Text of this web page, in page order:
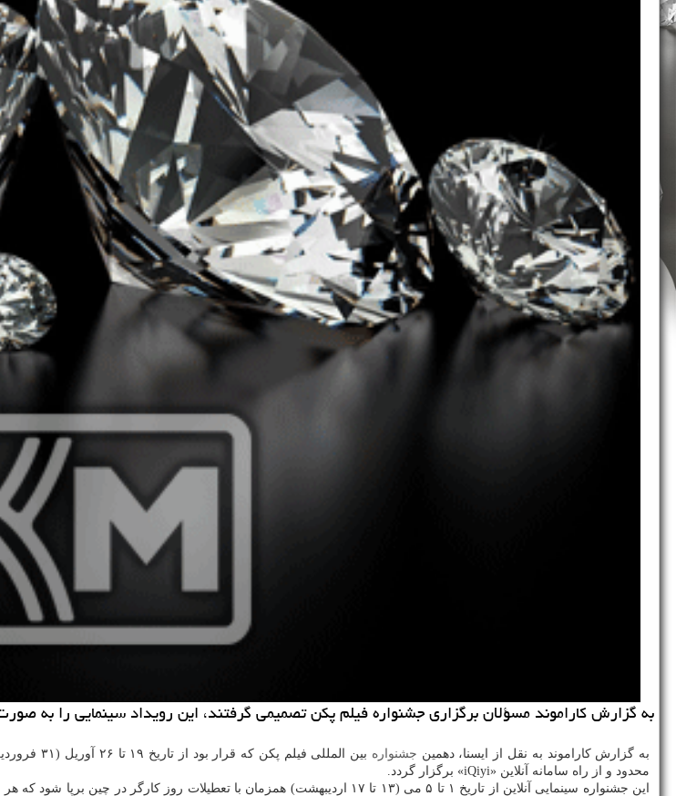
به گزارش كاراموند مسؤلان برگزاری جشنواره فیلم پكن تصمیمی گرفتند، این رویداد سینمایی را به صورت آنلاین در
به گزارش کاراموند به نقل از ایسنا، دهمین جشنواره
محدود و از راه سامانه آنلاین «iQiyi» برگزار گردد.
این جشنواره سینمایی آنلاین از تاریخ ۱ تا ۵ می (۱۳ تا ۱۷ اردیبهشت) همزمان با تعطیلات روز کارگر در چین برپا شود که هر ساله شلوغترین روزهای سینما در چین را رقم میزد اما سال جاری